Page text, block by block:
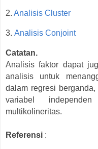
2. Analisis Cluster
3. Analisis Conjoint
Catatan.
Analisis faktor dapat
analisis untuk
dalam regresi
variabel
multikolineritas.
Referensi :